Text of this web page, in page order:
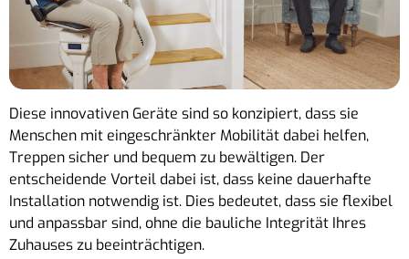
Diese innovativen Geräte sind so konzipiert, dass sie
Menschen mit eingeschränkter Mobilität dabei helfen,
Treppen sicher und bequem zu bewältigen. Der
entscheidende Vorteil dabei ist, dass keine dauerhafte
Installation notwendig ist. Dies bedeutet, dass sie flexibel
und anpassbar sind, ohne die bauliche Integrität Ihres
Zuhauses zu beeinträchtigen.